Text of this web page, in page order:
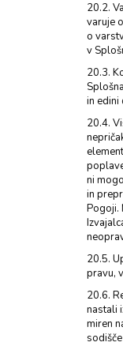
20.2.
varuje
o
v
20.3.
in edini
20.4.
ni
in
Pogoji.
20.5.
pravu,
20.6.
nastali
miren